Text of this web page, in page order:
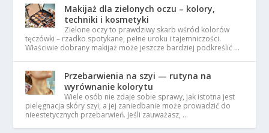
Makijaż dla zielonych oczu – kolory,
techniki i kosmetyki
Zielone oczy to prawdziwy skarb wśród kolorów
tęczówki – rzadko spotykane, pełne uroku i tajemniczości.
Właściwie dobrany makijaż może jeszcze bardziej podkreślić …
Przebarwienia na szyi — rutyna na
wyrównanie kolorytu
Wiele osób nie zdaje sobie sprawy, jak istotna jest
pielęgnacja skóry szyi, a jej zaniedbanie może prowadzić do
nieestetycznych przebarwień. Jeśli zauważasz, …